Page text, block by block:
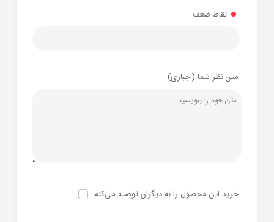
نقاط ضعف
متن نظر شما (اجباری)
خرید این محصول را به دیگران توصیه می‌کنم